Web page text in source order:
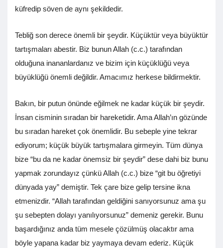
küfredip söven de aynı şekildedir.
Tebliğ son derece önemli bir şeydir. Küçüktür veya büyüktür
tartışmaları abestir. Biz bunun Allah (c.c.) tarafından
olduğuna inananlardanız ve bizim için küçüklüğü veya
büyüklüğü önemli değildir. Amacımız herkese bildirmektir.
Bakın, bir putun önünde eğilmek ne kadar küçük bir şeydir.
İnsan cisminin sıradan bir hareketidir. Ama Allah’ın gözünde
bu sıradan hareket çok önemlidir. Bu sebeple yine tekrar
ediyorum; küçük büyük tartışmalara girmeyin. Tüm dünya
bize “bu da ne kadar önemsiz bir şeydir” dese dahi biz bunu
yapmak zorundayız çünkü Allah (c.c.) bize “git bu öğretiyi
dünyada yay” demiştir. Tek çare bize gelip tersine ikna
etmenizdir. “Allah tarafından geldiğini sanıyorsunuz ama şu
şu sebepten dolayı yanılıyorsunuz” demeniz gerekir. Bunu
başardığınız anda tüm mesele çözülmüş olacaktır ama
böyle yapana kadar biz yaymaya devam ederiz. Küçük